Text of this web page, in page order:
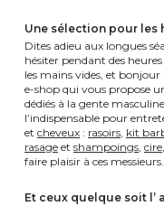
une sélection pour
Dites adieu aux longues
hésiter pendant des
les mains vides, et
e-shop qui vous propose
dédiés à la gente
l’indispensable pour
et cheveux : rasoirs kit
rasage et shampoings cire
faire plaisir à ces messieurs.
et ceux quelque soit l’